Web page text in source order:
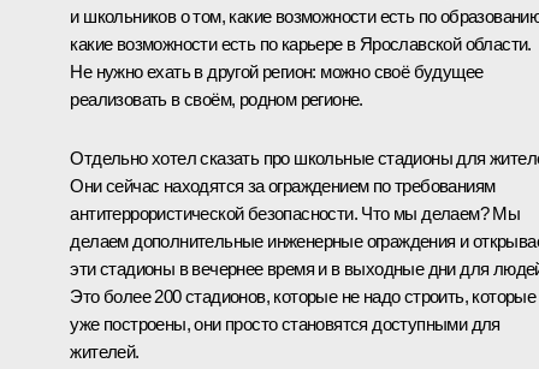
и школьников о том, какие возможности есть по
какие возможности есть по карьере в Ярославской области.
Не нужно ехать в другой регион: можно своё будущее
реализовать в своём, родном регионе.
Отдельно хотел сказать про школьные стадионы для
Они сейчас находятся за ограждением по требованиям
антитеррористической безопасности. Что мы делаем? Мы
делаем дополнительные инженерные ограждения и
эти стадионы в вечернее время и в выходные дни для
Это более 200 стадионов, которые не надо строить, которые
уже построены, они просто становятся доступными для
жителей.